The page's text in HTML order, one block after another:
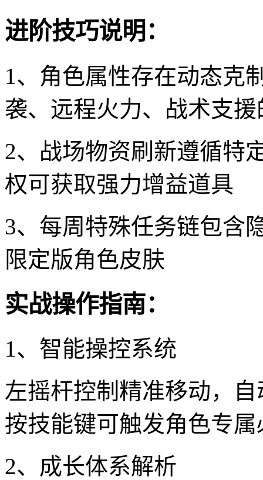
进阶技巧说明：
1、角色属性存在动态克
袭、远程火力、战术支
2、战场物资刷新遵循特
权可获取强力增益道具
3、每周特殊任务链包含
限定版角色皮肤
实战操作指南：
1、智能操控系统
左摇杆控制精准移动，
按技能键可触发角色专属
2、成长体系解析